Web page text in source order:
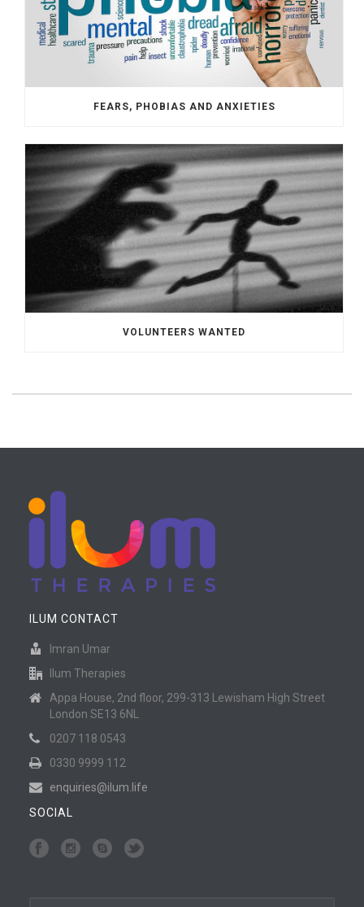
FEARS, PHOBIAS AND ANXIETIES
VOLUNTEERS WANTED
ILUM CONTACT
Imran Umar
Ilum Therapies
Appa House, 2nd floor, 299-313 Lewisham High Street
London SE13 6NL
0207 118 0543
0330 9999 112
enquiries@ilum.life
SOCIAL